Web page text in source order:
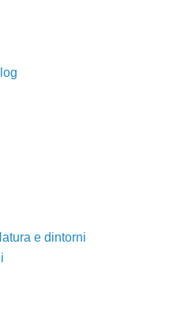
e dintorni